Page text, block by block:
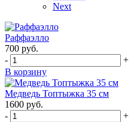
Next
Раффаэлло
700 руб.
-
+
В корзину
Медведь Топтыжка 35 см
1600 руб.
-
+